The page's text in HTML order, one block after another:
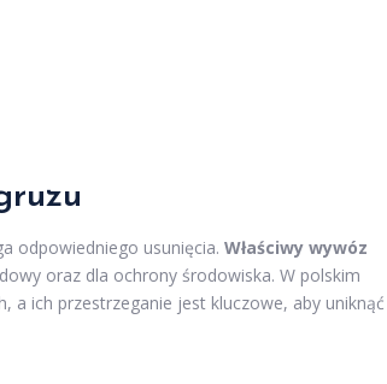
odpowiedniego usunięcia. Właściwy wywóz
oraz dla ochrony środowiska. W polskim
a ich przestrzeganie jest kluczowe, aby uniknąć